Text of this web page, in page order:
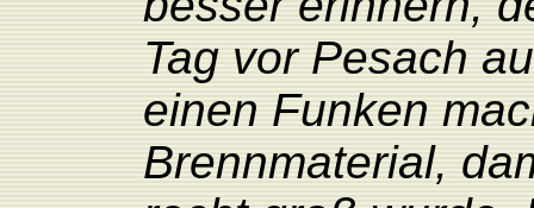
Tag vor Pesach
einen Funken
Brennmaterial,